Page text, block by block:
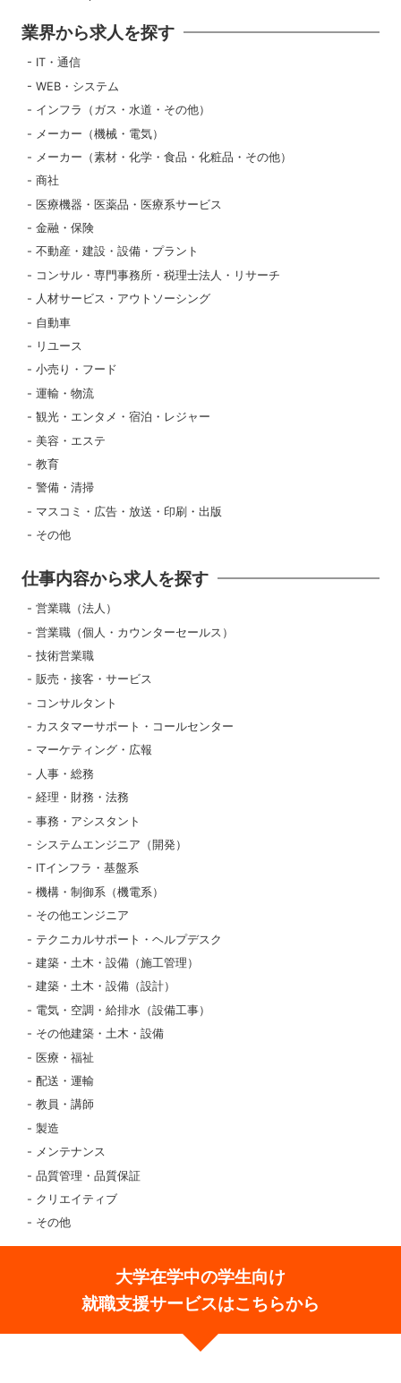
業界から求人を探す
IT・通信
WEB・システム
インフラ（ガス・水道・その他）
メーカー（機械・電気）
メーカー（素材・化学・食品・化粧品・その他）
商社
医療機器・医薬品・医療系サービス
金融・保険
不動産・建設・設備・プラント
コンサル・専門事務所・税理士法人・リサーチ
人材サービス・アウトソーシング
自動車
リユース
小売り・フード
運輸・物流
観光・エンタメ・宿泊・レジャー
美容・エステ
教育
警備・清掃
マスコミ・広告・放送・印刷・出版
その他
仕事内容から求人を探す
営業職（法人）
営業職（個人・カウンターセールス）
技術営業職
販売・接客・サービス
コンサルタント
カスタマーサポート・コールセンター
マーケティング・広報
人事・総務
経理・財務・法務
事務・アシスタント
システムエンジニア（開発）
ITインフラ・基盤系
機構・制御系（機電系）
その他エンジニア
テクニカルサポート・ヘルプデスク
建築・土木・設備（施工管理）
建築・土木・設備（設計）
電気・空調・給排水（設備工事）
その他建築・土木・設備
医療・福祉
配送・運輸
教員・講師
製造
メンテナンス
品質管理・品質保証
クリエイティブ
その他
大学在学中の学生向け
就職支援サービスはこちらから